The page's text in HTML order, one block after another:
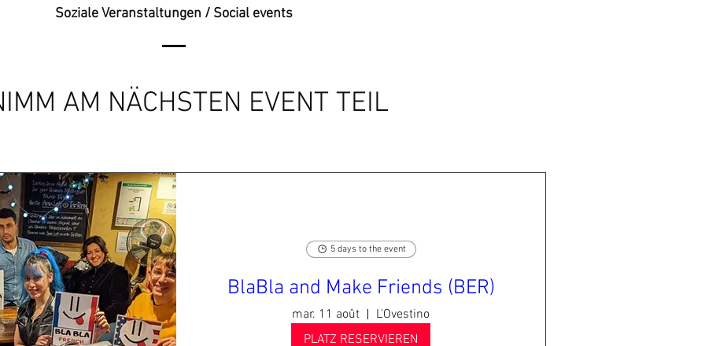
Soziale Veranstaltungen / Social events
AM NÄCHSTEN EVENT TEIL
5 days to the event
BlaBla and Make Friends (BER)
mar. 11 août
L'Ovestino
PLATZ RESERVIEREN